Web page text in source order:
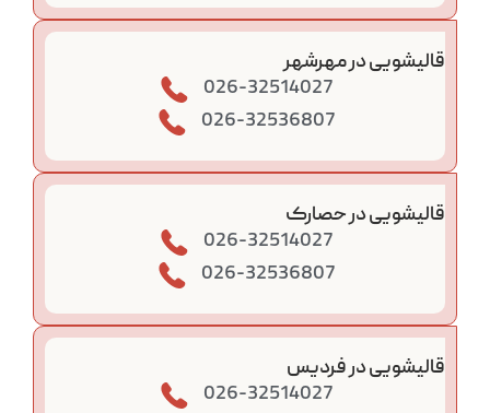
قالیشویی در مهرشهر
026-32514027
026-32536807
قالیشویی در حصارک
026-32514027
026-32536807
قالیشویی در فردیس
026-32514027